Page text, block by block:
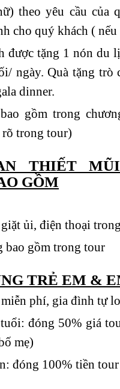
theo yêu cầu của
cho quý khách (
được tặng 1 nón du
ngày. Quà tặng trò
dinner.
gồm trong
trong tour)
THIẾT
GỒM
ủi, điện thoại
bao gồm trong tour
TRẺ EM &
phí, gia đình tự
đóng 50% giá
mẹ)
đóng 100% tiền tour